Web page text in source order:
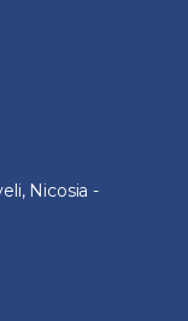
Nicosia -